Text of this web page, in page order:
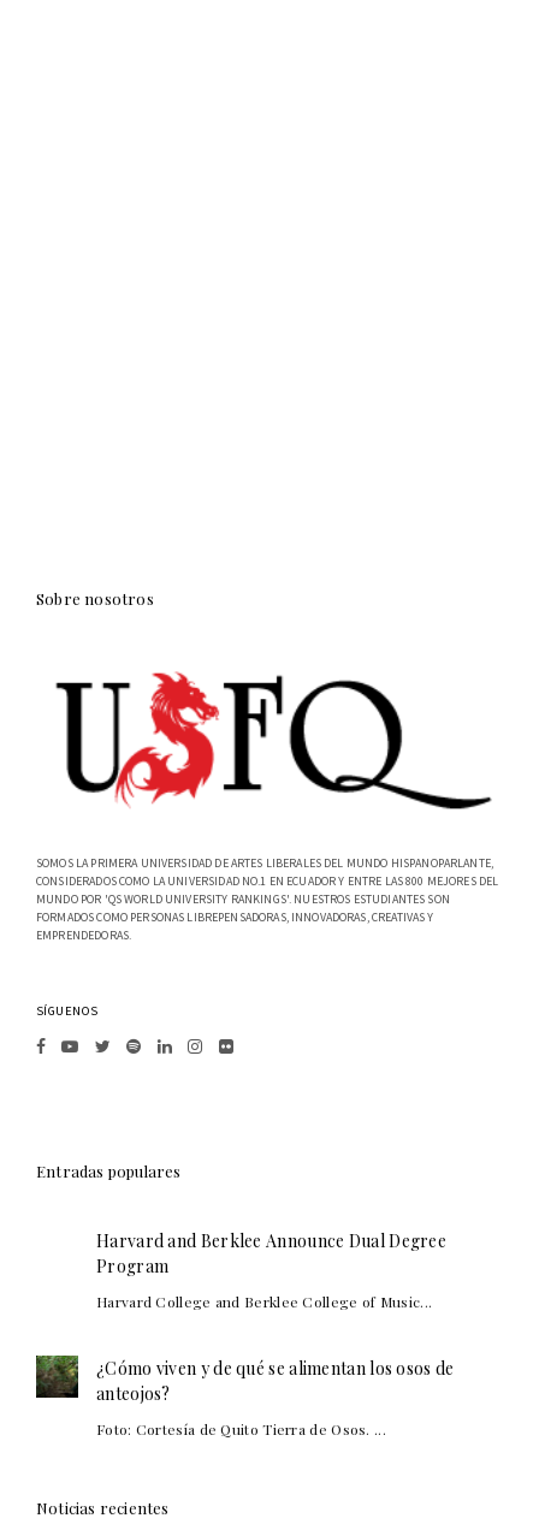
Sobre nosotros
SOMOS LA PRIMERA UNIVERSIDAD DE ARTES LIBERALES DEL MUNDO HISPANOPARLANTE,
CONSIDERADOS COMO LA UNIVERSIDAD NO.1 EN ECUADOR Y ENTRE LAS 800 MEJORES DEL
MUNDO POR 'QS WORLD UNIVERSITY RANKINGS'. NUESTROS ESTUDIANTES SON
FORMADOS COMO PERSONAS LIBREPENSADORAS, INNOVADORAS, CREATIVAS Y
EMPRENDEDORAS.
SÍGUENOS
Entradas populares
Harvard and Berklee Announce Dual Degree
Program
Harvard College and Berklee College of Music...
¿Cómo viven y de qué se alimentan los osos de
anteojos?
Foto: Cortesía de Quito Tierra de Osos. ...
Noticias recientes